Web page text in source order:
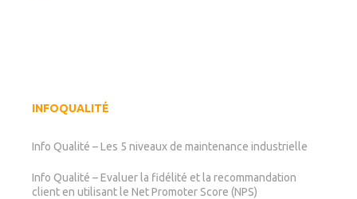
INFOQUALITÉ
Info Qualité – Les 5 niveaux de maintenance industrielle
Info Qualité – Evaluer la fidélité et la recommandation
client en utilisant le Net Promoter Score (NPS)